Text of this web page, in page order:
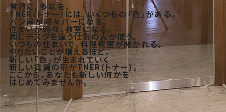
賃貸に、多彩を。
TNER（トナー）には、いくつもの「色」がある。
パン屋が時々バーになる。
住まいが時々、教室になる。
同じデスクを違う仕事の人が使う。
いつもの住まいで、料理教室が開かれる。
やりたいことが増えるほど、
新しい「色」が生まれていく
新しい賃貸の形がTNER（トナー）。
ここから、あなたも新しい何かを
はじめてみませんか。